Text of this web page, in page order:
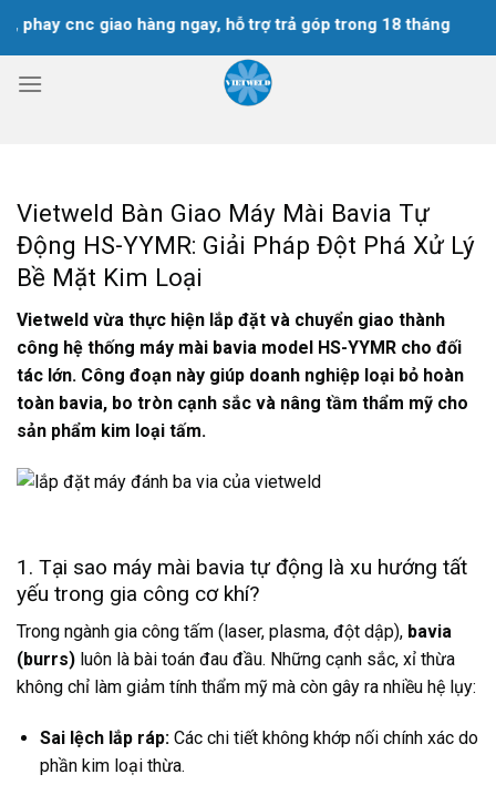
Chuyển
đến
dung
cnc giao hàng ngay, hỗ trợ trả góp trong 18 tháng
Vietweld Bàn Giao Máy Mài Bavia Tự
Động HS-YYMR: Giải Pháp Đột Phá Xử Lý
Bề Mặt Kim Loại
Vietweld vừa thực hiện lắp đặt và chuyển giao thành
công hệ thống máy mài bavia model HS-YYMR cho đối
tác lớn. Công đoạn này giúp doanh nghiệp loại bỏ hoàn
toàn bavia, bo tròn cạnh sắc và nâng tầm thẩm mỹ cho
sản phẩm kim loại tấm.
1. Tại sao máy mài bavia tự động là xu hướng tất
yếu trong gia công cơ khí?
Trong ngành gia công tấm (laser, plasma, đột dập), bavia
(burrs) luôn là bài toán đau đầu. Những cạnh sắc, xỉ thừa
không chỉ làm giảm tính thẩm mỹ mà còn gây ra nhiều hệ lụy:
Sai lệch lắp ráp:Các chi tiết không khớp nối chính xác do
phần kim loại thừa.